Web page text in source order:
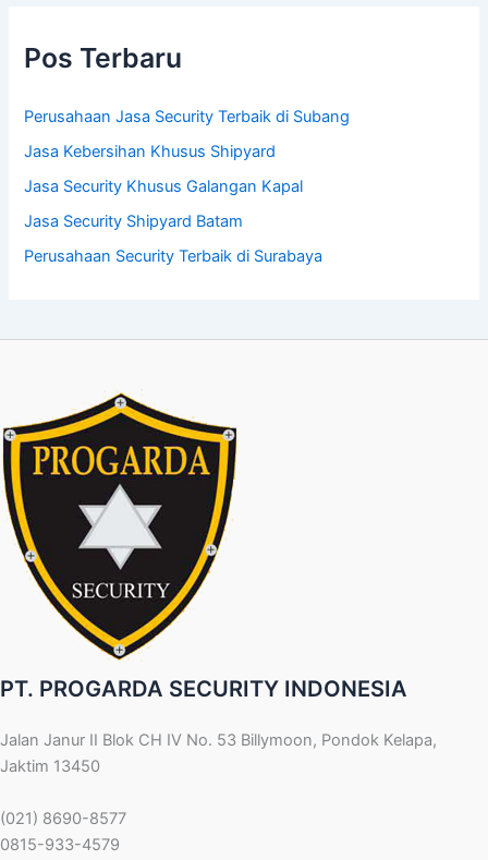
Pos Terbaru
Perusahaan Jasa Security Terbaik di Subang
Jasa Kebersihan Khusus Shipyard
Jasa Security Khusus Galangan Kapal
Jasa Security Shipyard Batam
Perusahaan Security Terbaik di Surabaya
PT. PROGARDA SECURITY INDONESIA
Jalan Janur II Blok CH IV No. 53 Billymoon, Pondok Kelapa,
Jaktim 13450
(021) 8690-8577
0815-933-4579